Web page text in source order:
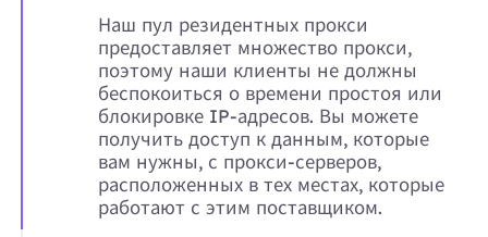
Наш пул резидентных прокси
предоставляет множество прокси,
поэтому наши клиенты не должны
беспокоиться о времени простоя или
блокировке IP-адресов. Вы можете
получить доступ к данным, которые
вам нужны, с прокси-серверов,
расположенных в тех местах, которые
работают с этим поставщиком.